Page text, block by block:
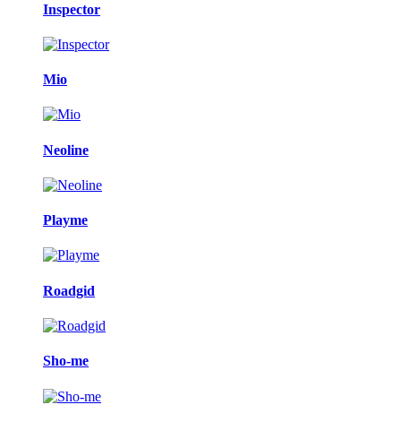
Inspector
Mio
Neoline
Playme
Roadgid
Sho-me